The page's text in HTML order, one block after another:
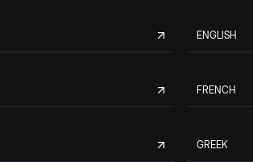
ENGLISH
FRENCH
GREEK